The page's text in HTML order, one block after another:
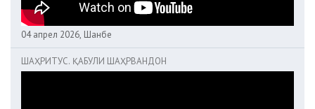
04 апрел 2026, Шанбе
ШАҲРИТУС. ҚАБУЛИ ШАҲРВАНДОН